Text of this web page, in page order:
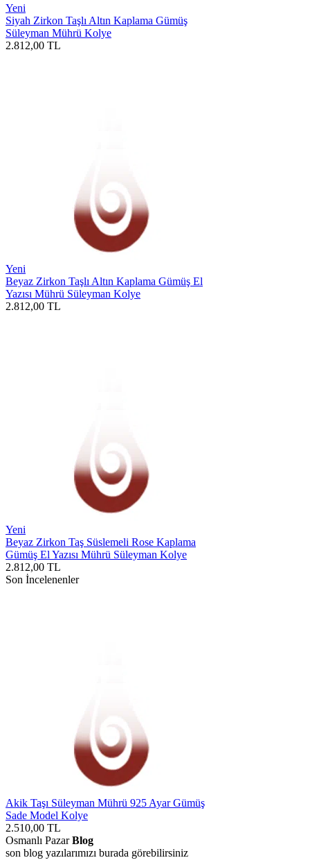
Yeni
Siyah Zirkon Taşlı Altın Kaplama Gümüş
Süleyman Mührü Kolye
2.812,00 TL
Yeni
Beyaz Zirkon Taşlı Altın Kaplama Gümüş El
Yazısı Mührü Süleyman Kolye
2.812,00 TL
Yeni
Beyaz Zirkon Taş Süslemeli Rose Kaplama
Gümüş El Yazısı Mührü Süleyman Kolye
2.812,00 TL
Son İncelenenler
Akik Taşı Süleyman Mührü 925 Ayar Gümüş
Sade Model Kolye
2.510,00 TL
Osmanlı PazarBlog
son blog yazılarımızı burada görebilirsiniz